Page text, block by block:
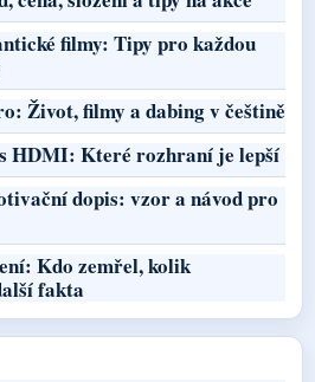
filmy: Tipy pro každou
Život, filmy a dabing v češtině
HDMI: Které rozhraní je lepší
dopis: vzor a návod pro
Kdo zemřel, kolik
fakta